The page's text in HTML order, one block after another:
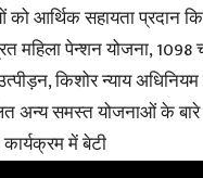
को आर्थिक सहायता प्रदान
महिला पेन्शन योजना,
किशोर न्याय
अन्य समस्त योजनाओं के
कार्यक्रम में बेटी